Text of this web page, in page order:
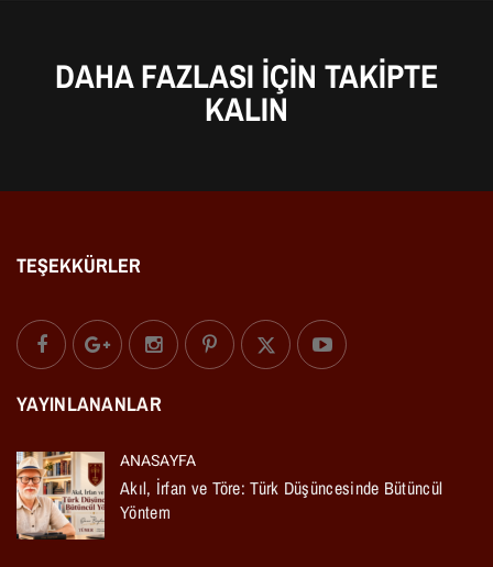
DAHA FAZLASI IÇIN TAKIPTE
KALIN
TEŞEKKÜRLER
YAYINLANANLAR
ANASAYFA
Akıl, İrfan ve Töre: Türk Düşüncesinde Bütüncül
Yöntem